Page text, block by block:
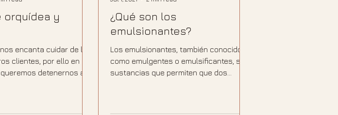
orquídea y
encanta cuidar de la
clientes, por ello en
detenernos a
¿Qué son los
emulsionantes?
Los emulsionantes, también conocidos
como emulgentes o emulsificantes, son
sustancias que permiten que dos